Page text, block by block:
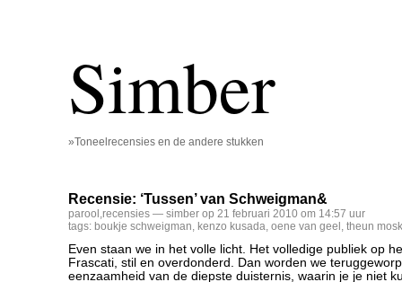
Simber
»Toneelrecensies en de andere stukken
Recensie: ‘Tussen’ van Schweigman&
parool ,recensies — simber op 21 februari 2010 om 14:57 uur
tags: boukje schweigman, kenzo kusada, oene van geel , theun mosk
Even staan we in het volle licht. Het volledige publiek op
Frascati, stil en overdonderd. Dan worden we
eenzaamheid van de diepste duisternis, waarin je je niet